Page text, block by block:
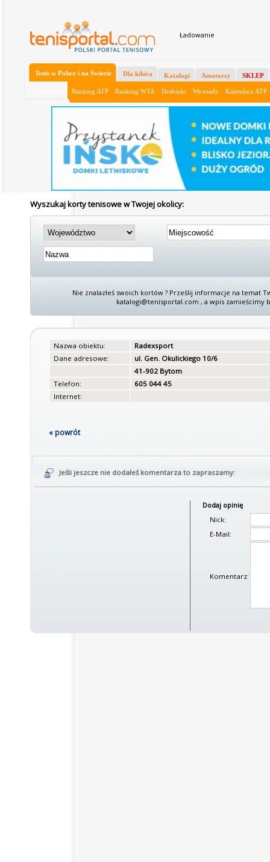
Ładowanie
Tenis w Polsce i na Świecie
Ranking ATP Ranking WTA Drabinki Wywiady Kalendarz ATP
Dla kibica Katalogi Amatorzy SKLEP
Wyszukaj korty tenisowe w Twojej okolicy:
Nie znalazłeś swoich kortów ? Prześlij informacje na temat
katalogi@tenisportal.com , a wpis zamieścimy
Nazwa obiektu:
Radexsport
Dane adresowe:
ul. Gen. Okulickiego 10/6
41-902 Bytom
Telefon:
605 044 45
Internet:
« powrót
Jeśli jeszcze nie dodałeś komentarza to zapraszamy:
Dodaj opinię
Nick:
E-Mail:
Komentarz: